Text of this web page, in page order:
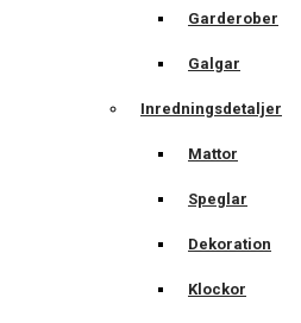
Garderober
Galgar
Inredningsdetaljer
Mattor
Speglar
Dekoration
Klockor